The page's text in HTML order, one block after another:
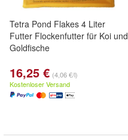
Tetra Pond Flakes 4 Liter
Futter Flockenfutter für Koi und
Goldfische
16,25 € (4,06 €/l)
Kostenloser Versand